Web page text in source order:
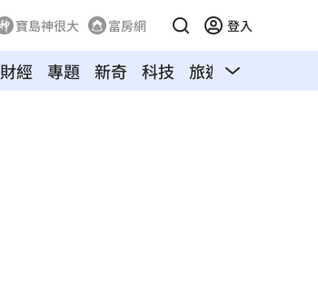
寶島神很大 富房網 登入
財經 專題 新奇 科技 旅遊 汽車